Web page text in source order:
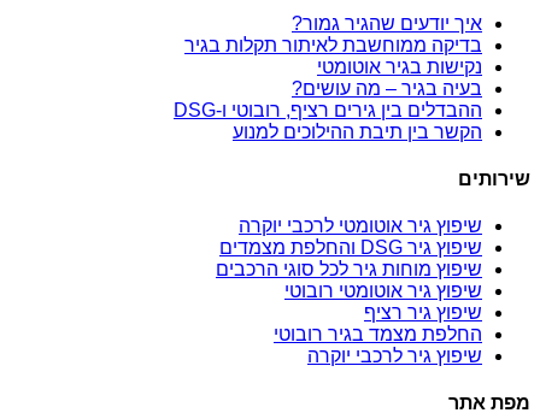
איך יודעים שהגיר גמור?
בדיקה ממוחשבת לאיתור תקלות בגיר
נקישות בגיר אוטומטי
בעיה בגיר – מה עושים?
ההבדלים בין גירים רציף, רובוטי ו-DSG
הקשר בין תיבת ההילוכים למנוע
שירותים
שיפוץ גיר אוטומטי לרכבי יוקרה
שיפוץ גיר DSG והחלפת מצמדים
שיפוץ מוחות גיר לכל סוגי הרכבים
שיפוץ גיר אוטומטי רובוטי
שיפוץ גיר רציף
החלפת מצמד בגיר רובוטי
שיפוץ גיר לרכבי יוקרה
מפת אתר